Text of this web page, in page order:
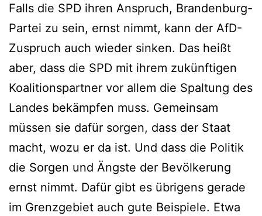
Falls die SPD ihren Anspruch, Brandenburg-
Partei zu sein, ernst nimmt, kann der AfD-
Zuspruch auch wieder sinken. Das heißt
aber, dass die SPD mit ihrem zukünftigen
Koalitionspartner vor allem die Spaltung des
Landes bekämpfen muss. Gemeinsam
müssen sie dafür sorgen, dass der Staat
macht, wozu er da ist. Und dass die Politik
die Sorgen und Ängste der Bevölkerung
ernst nimmt. Dafür gibt es übrigens gerade
im Grenzgebiet auch gute Beispiele. Etwa